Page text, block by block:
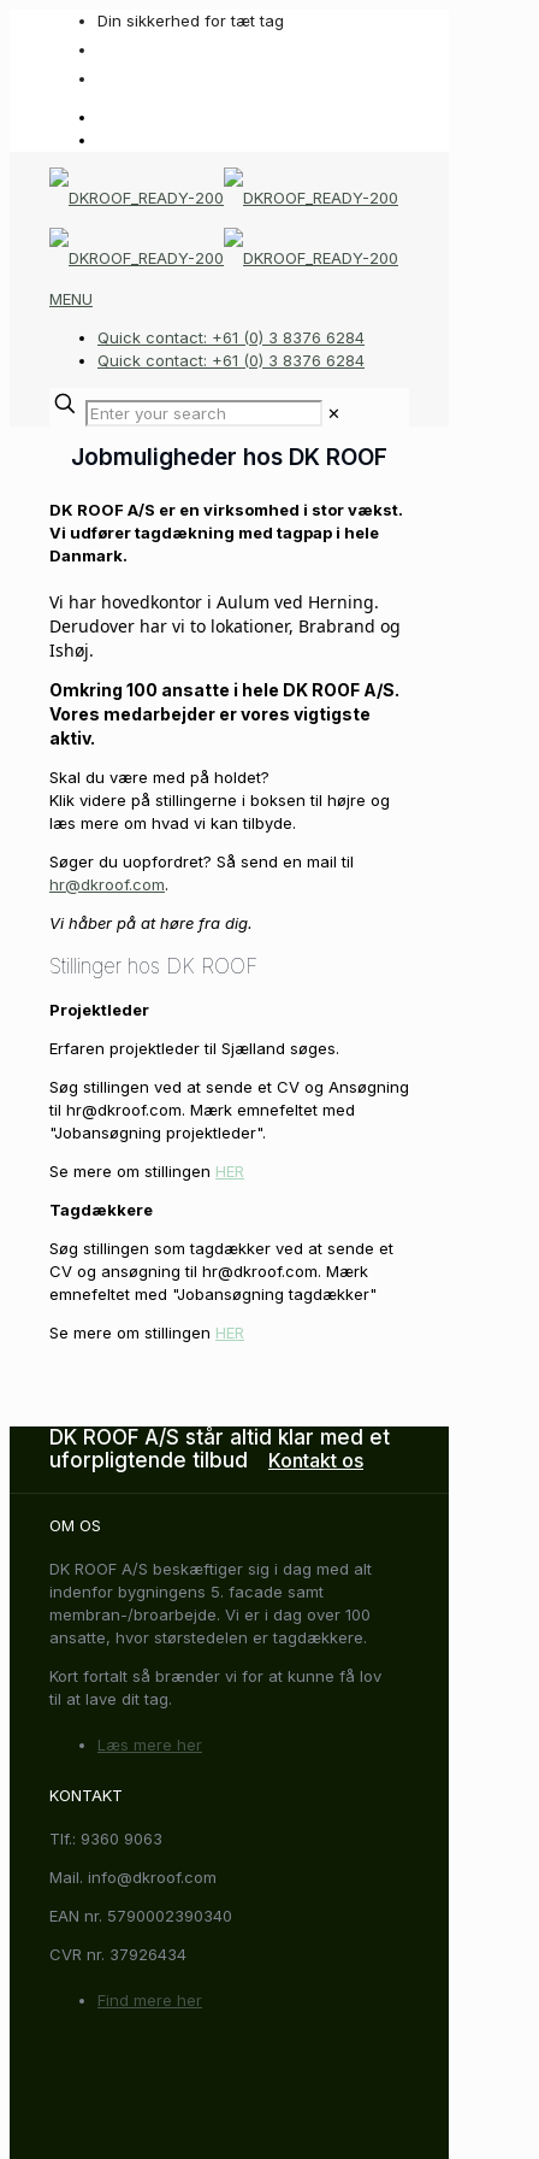
Din sikkerhed for tæt tag
MENU
Quick contact: +61 (0) 3 8376 6284
Quick contact: +61 (0) 3 8376 6284
✕
Jobmuligheder hos DK ROOF
DK ROOF A/S er en virksomhed i stor vækst.
Vi udfører tagdækning med tagpap i hele
Danmark.
Vi har hovedkontor i Aulum ved Herning.
Derudover har vi to lokationer, Brabrand og
Ishøj.
Omkring 100 ansatte i hele DK ROOF A/S.
Vores medarbejder er vores vigtigste
aktiv.
Skal du være med på holdet?
Klik videre på stillingerne i boksen til højre og
læs mere om hvad vi kan tilbyde.
Søger du uopfordret? Så send en mail til
hr@dkroof.com.
Vi håber på at høre fra dig.
Stillinger hos DK ROOF
Projektleder
Erfaren projektleder til Sjælland søges.
Søg stillingen ved at sende et CV og Ansøgning
til hr@dkroof.com. Mærk emnefeltet med
"Jobansøgning projektleder".
Se mere om stillingen HER
Tagdækkere
Søg stillingen som tagdækker ved at sende et
CV og ansøgning til hr@dkroof.com. Mærk
emnefeltet med "Jobansøgning tagdækker"
Se mere om stillingen HER
DK ROOF A/S står altid klar med et
uforpligtende tilbud
Kontakt os
OM OS
DK ROOF A/S beskæftiger sig i dag med alt
indenfor bygningens 5. facade samt
membran-/broarbejde. Vi er i dag over 100
ansatte, hvor størstedelen er tagdækkere.
Kort fortalt så brænder vi for at kunne få lov
til at lave dit tag.
Læs mere her
KONTAKT
Tlf.: 9360 9063
Mail. info@dkroof.com
EAN nr. 5790002390340
CVR nr. 37926434
Find mere her